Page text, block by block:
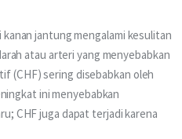
jantung mengalami kesulitan
atau arteri yang menyebabkan
(CHF) sering disebabkan oleh
ini menyebabkan
CHF juga dapat terjadi karena